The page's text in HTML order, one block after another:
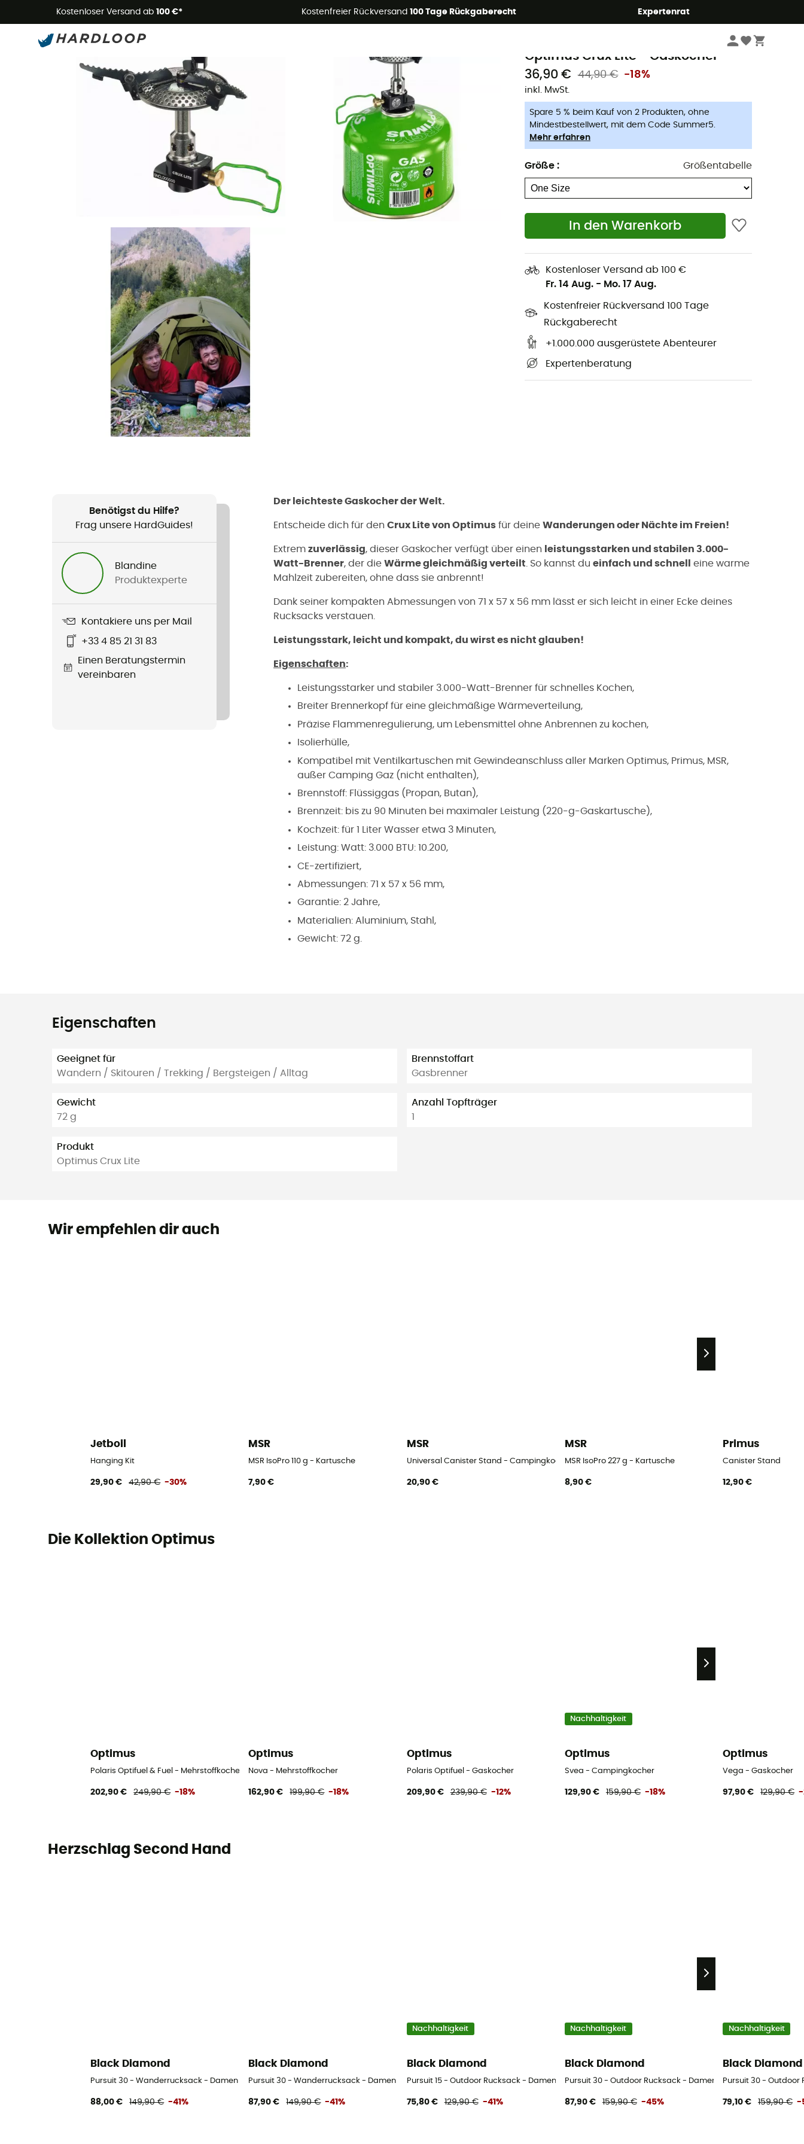
Kostenloser Versand ab 100 €* Kostenfreier Rückversand 100 Tage Rückgaberecht Expertenrat
-5% Extra - Code Summer5
Campingkocher
Optimus Crux Lite - Gaskocher
36,90 €
44,90 € -18%
inkl. MwSt.
Spare 5 % beim Kauf von 2 Produkten, ohne
Mindestbestellwert, mit dem Code Summer5.
Mehr erfahren
Größe : Größentabelle
In den Warenkorb
Kostenloser Versand ab 100 €
Fr. 14 Aug. - Mo. 17 Aug.
Kostenfreier Rückversand 100 Tage
Rückgaberecht
+1.000.000 ausgerüstete Abenteurer
Expertenberatung
Benötigst du Hilfe?
Frag unsere HardGuides!
Blandine
Produktexperte
Kontakiere uns per Mail
+33 4 85 21 31 83
Einen Beratungstermin
vereinbaren
Der leichteste Gaskocher der Welt.
Entscheide dich für den Crux Lite von Optimus für deine Wanderungen oder Nächte im Freien!
Extrem zuverlässig, dieser Gaskocher verfügt über einen
leistungsstarken und stabilen 3.000-
Watt-Brenner, der die Wärme gleichmäßig verteilt . So kannst du einfach und schnell
eine warme
Mahlzeit zubereiten, ohne dass sie anbrennt!
Dank seiner kompakten Abmessungen von 71 x 57 x 56 mm lässt er sich leicht in einer Ecke deines
Rucksacks verstauen.
Leistungsstark, leicht und kompakt, du wirst es nicht glauben!
Eigenschaften:
Leistungsstarker und stabiler 3.000-Watt-Brenner für schnelles Kochen,
Breiter Brennerkopf für eine gleichmäßige Wärmeverteilung,
Präzise Flammenregulierung, um Lebensmittel ohne Anbrennen zu kochen,
Isolierhülle,
Kompatibel mit Ventilkartuschen mit Gewindeanschluss aller Marken Optimus, Primus, MSR,
außer Camping Gaz (nicht enthalten),
Brennstoff: Flüssiggas (Propan, Butan),
Brennzeit: bis zu 90 Minuten bei maximaler Leistung (220-g-Gaskartusche),
Kochzeit: für 1 Liter Wasser etwa 3 Minuten,
Leistung: Watt: 3.000 BTU: 10.200,
CE-zertifiziert,
Abmessungen: 71 x 57 x 56 mm,
Garantie: 2 Jahre,
Materialien: Aluminium, Stahl,
Gewicht: 72 g.
Eigenschaften
Geeignet für
Wandern / Skitouren / Trekking / Bergsteigen / Alltag
Gewicht
72 g
Produkt
Optimus Crux Lite
Brennstoffart
Gasbrenner
Anzahl Topfträger
1
Wir empfehlen dir auch
Jetboil
Hanging Kit
29,90 € 42,90 € -30%
MSR
MSR IsoPro 110 g - Kartusche
7,90 €
MSR
Universal Canister Stand - Campingkocher
20,90 €
MSR
MSR IsoPro 227 g - Kartusche
8,90 €
Primus
Canister Stand
12,90 €
Die Kollektion Optimus
Optimus
Polaris Optifuel & Fuel - Mehrstoffkocher
202,90 € 249,90 € -18%
Optimus
Nova - Mehrstoffkocher
162,90 € 199,90 € -18%
Optimus
Polaris Optifuel - Gaskocher
209,90 € 239,90 € -12%
Nachhaltigkeit
Optimus
Svea - Campingkocher
129,90 € 159,90 € -18%
Optimus
Vega - Gaskocher
97,90 € 129,90 € -
Herzschlag Second Hand
Black Diamond
Pursuit 30 - Wanderrucksack - Damen
88,00 € 149,90 € -41%
Black Diamond
Pursuit 30 - Wanderrucksack - Damen
87,90 € 149,90 € -41%
Nachhaltigkeit
Black Diamond
Pursuit 15 - Outdoor Rucksack - Damen
75,80 € 129,90 € -41%
Nachhaltigkeit
Black Diamond
Pursuit 30 - Outdoor Rucksack - Damen
87,90 € 159,90 € -45%
Nachhaltigkeit
Black Diamond
Pursuit 30 - Outdoor
79,10 € 159,90 € -